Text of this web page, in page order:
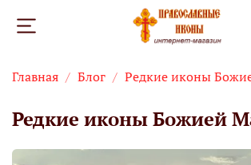
Главная Блог Редкие иконы
Редкие иконы Божией